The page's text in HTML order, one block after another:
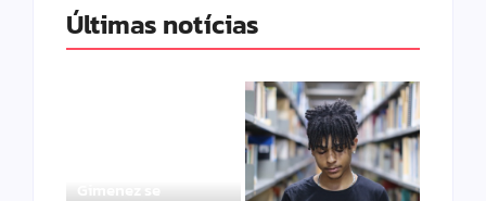
Últimas notícias
Gimenez se